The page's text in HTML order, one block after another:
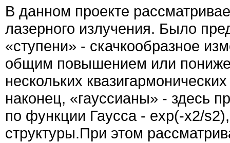
В данном проекте
лазерного излучения. Было
«ступени» - скачкообразное
общим повышением или
нескольких
наконец, «гауссианы» - здесь
по функции Гаусса- exp(-x2/s2)
структуры.При этом